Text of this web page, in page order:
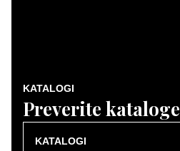
KATALOGI
Preverite kataloge
KATALOGI